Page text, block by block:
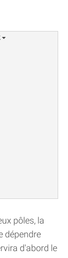
pôles, la
dépendre
d'abord le